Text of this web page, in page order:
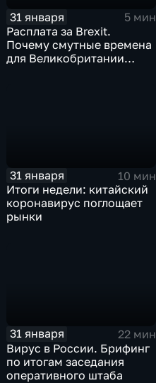
31 января
5 мин
Расплата за Brexit.
Почему смутные времена
для Великобритании
31 января
10 мин
Итоги недели: китайский
коронавирус поглощает
рынки
31 января
22 мин
Вирус в России. Брифинг
по итогам заседания
оперативного штаба